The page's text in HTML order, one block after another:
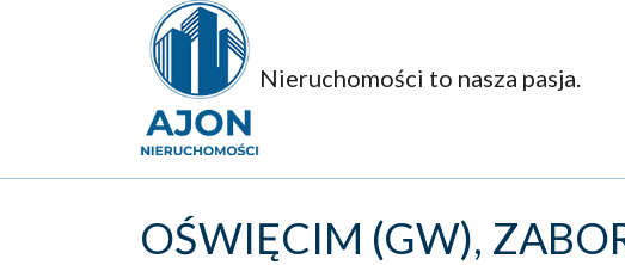
Nieruchomości to nasza pasja.
OŚWIĘCIM (GW),